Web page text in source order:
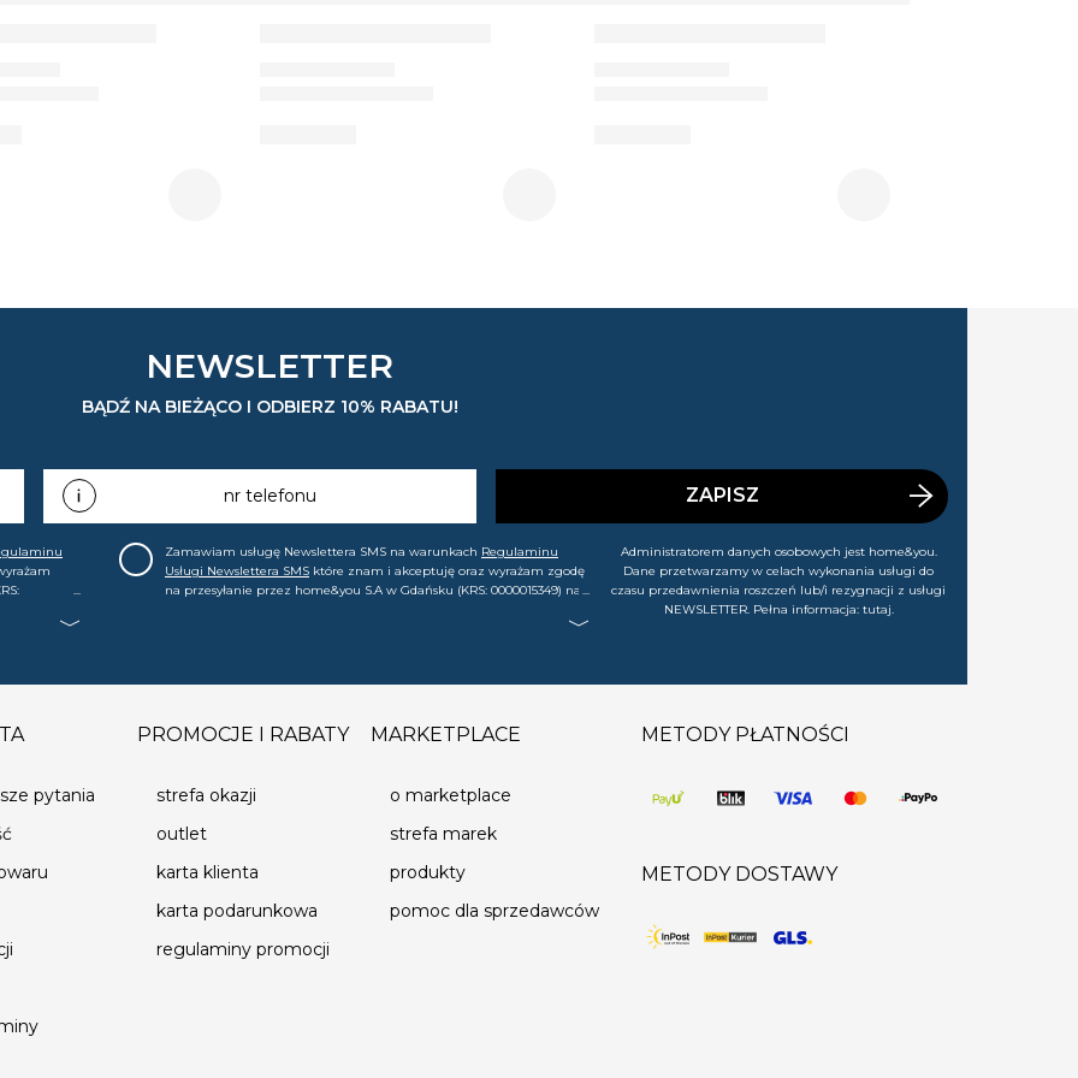
NEWSLETTER
BĄDŹ NA BIEŻĄCO I ODBIERZ 10% RABATU!
że mogę tę
nr telefonu
Zamawiam usługę Newslettera SMS na warunkach Regulaminu
Usługi Newslettera SMS które znam i akceptuję oraz wyrażam zgodę
na przesyłanie przez home&you S.A w Gdańsku (KRS: 0000015349) na
promocjach, wyprzedażach). Wiem, że mogę tę zgodę w każdej chwili
ZAPISZ
Administratorem danych osobowych jest home&you.
Dane przetwarzamy w celach wykonania usługi do
czasu przedawnienia roszczeń lub/i rezygnacji z usługi
NEWSLETTER. Pełna informacja: tutaj.
pytania
PROMOCJE I RABATY
strefa okazji
outlet
karta klienta
karta podarunkowa
regulaminy promocji
MARKETPLACE
o marketplace
strefa marek
produkty
pomoc dla sprzedawców
METODY PŁATNOŚCI
METODY DOSTAWY